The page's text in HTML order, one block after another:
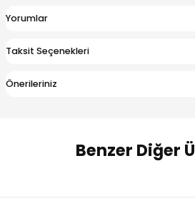
Yorumlar
Taksit Seçenekleri
Önerileriniz
Benzer Diğer
ve Taç